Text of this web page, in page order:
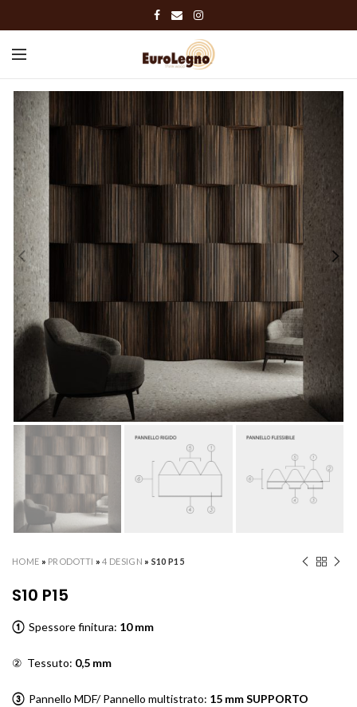
HOME » PRODOTTI »4 DESIGN » S10 P15
S10 P15
① Spessore finitura: 10 mm
② Tessuto: 0,5 mm
③ Pannello MDF/ Pannello multistrato: 15 mm SUPPORTO